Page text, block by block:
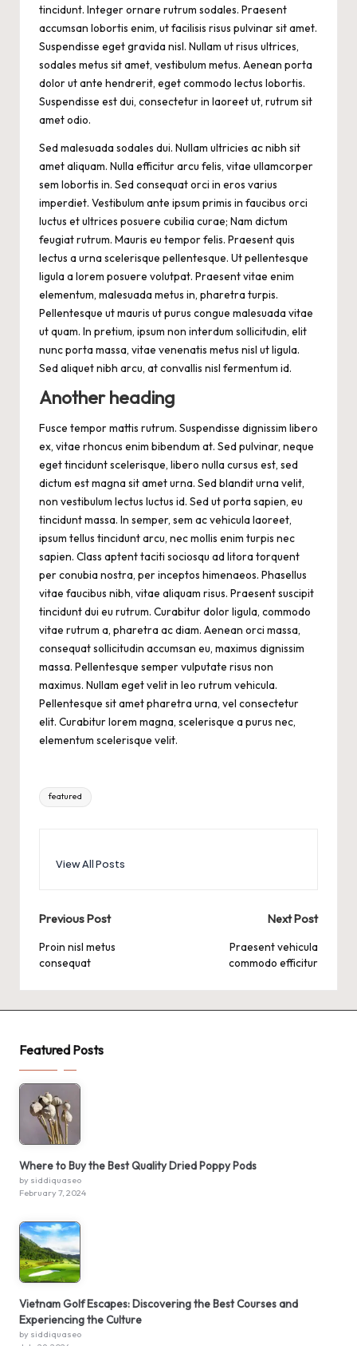
tincidunt. Integer ornare rutrum sodales. Praesent
accumsan lobortis enim, ut facilisis risus pulvinar sit amet.
Suspendisse eget gravida nisl. Nullam ut risus ultrices,
sodales metus sit amet, vestibulum metus. Aenean porta
dolor ut ante hendrerit, eget commodo lectus lobortis.
Suspendisse est dui, consectetur in laoreet ut, rutrum sit
amet odio.
Sed malesuada sodales dui. Nullam ultricies ac nibh sit
amet aliquam. Nulla efficitur arcu felis, vitae ullamcorper
sem lobortis in. Sed consequat orci in eros varius
imperdiet. Vestibulum ante ipsum primis in faucibus orci
luctus et ultrices posuere cubilia curae; Nam dictum
feugiat rutrum. Mauris eu tempor felis. Praesent quis
lectus a urna scelerisque pellentesque. Ut pellentesque
ligula a lorem posuere volutpat. Praesent vitae enim
elementum, malesuada metus in, pharetra turpis.
Pellentesque ut mauris ut purus congue malesuada vitae
ut quam. In pretium, ipsum non interdum sollicitudin, elit
nunc porta massa, vitae venenatis metus nisl ut ligula.
Sed aliquet nibh arcu, at convallis nisl fermentum id.
Another heading
Fusce tempor mattis rutrum. Suspendisse dignissim libero
ex, vitae rhoncus enim bibendum at. Sed pulvinar, neque
eget tincidunt scelerisque, libero nulla cursus est, sed
dictum est magna sit amet urna. Sed blandit urna velit,
non vestibulum lectus luctus id. Sed ut porta sapien, eu
tincidunt massa. In semper, sem ac vehicula laoreet,
ipsum tellus tincidunt arcu, nec mollis enim turpis nec
sapien. Class aptent taciti sociosqu ad litora torquent
per conubia nostra, per inceptos himenaeos. Phasellus
vitae faucibus nibh, vitae aliquam risus. Praesent suscipit
tincidunt dui eu rutrum. Curabitur dolor ligula, commodo
vitae rutrum a, pharetra ac diam. Aenean orci massa,
consequat sollicitudin accumsan eu, maximus dignissim
massa. Pellentesque semper vulputate risus non
maximus. Nullam eget velit in leo rutrum vehicula.
Pellentesque sit amet pharetra urna, vel consectetur
elit. Curabitur lorem magna, scelerisque a purus nec,
elementum scelerisque velit.
Tags:
featured
View All Posts
Post
navigation
Previous Post
Proin nisl metus
consequat
Next Post
Praesent vehicula
commodo efficitur
Featured Posts
Where to Buy the Best Quality Dried Poppy Pods
by siddiquaseo
February 7, 2024
Vietnam Golf Escapes: Discovering the Best Courses and
Experiencing the Culture
by siddiquaseo